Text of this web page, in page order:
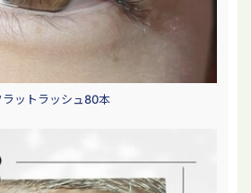
ラットラッシュ80本